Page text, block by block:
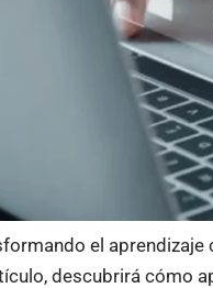
el
descubrirá cómo